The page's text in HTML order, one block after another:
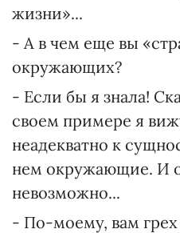
жизни»...
- А в чем еще вы
окружающих?
- Если бы я знала!
своем примере я
неадекватно к
нем окружающие. И
невозможно...
- По-моему, вам грех